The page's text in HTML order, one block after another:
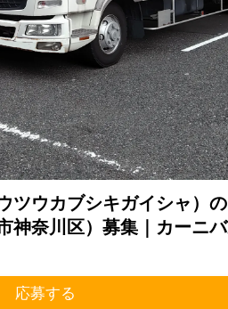
ツウカブシキガイシャ）
神奈川区）募集｜カーニ
応募する